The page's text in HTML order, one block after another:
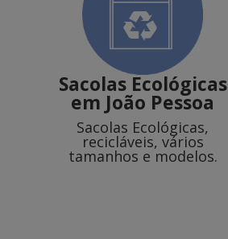
Sacolas Ecológicas
em João Pessoa
Sacolas Ecológicas,
recicláveis, vários
tamanhos e modelos.